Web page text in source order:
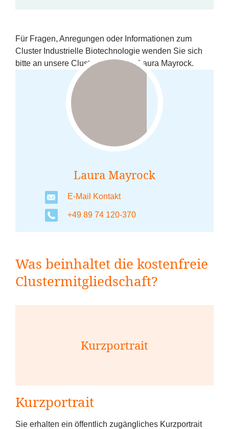
Für Fragen, Anregungen oder Informationen zum
Cluster Industrielle Biotechnologie wenden Sie sich
bitte an unsere Clustermanagerin Laura Mayrock.
Laura Mayrock
E-Mail Kontakt
+49 89 74 120-370
Was beinhaltet die kostenfreie
Clustermitgliedschaft?
Kurzportrait
Kurzportrait
Sie erhalten ein öffentlich zugängliches Kurzportrait